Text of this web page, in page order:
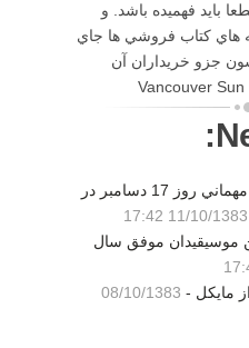
بايد فهميده باشد. و
هاي كتاب فروشي ها جاي
جزو خريداران آن
صحبتهاي كارن در مورد مهماني روز 17 دسامبر در
11/10/1383 17:42
موسيقيدان موفق سال
08/10/1383